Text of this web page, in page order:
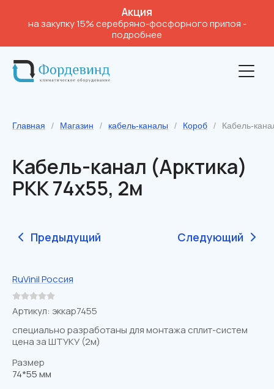
Акция
на закупку 15% серебряно-фосфорного припоя -
подробнее
Главная / Магазин / кабель-каналы / Короб / Кабель-
Кабель-канал (Арктика)
РКК 74х55, 2м
Предыдущий Следующий
RuVinil Россия
Артикул: эккар7455
специально разработаны для монтажа сплит-систем
цена за ШТУКУ (2м)
Размер
74*55 мм